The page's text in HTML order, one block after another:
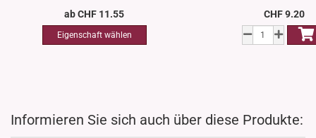
ab CHF 11.55 CHF 9.20
Informieren Sie sich auch über diese Produkte: